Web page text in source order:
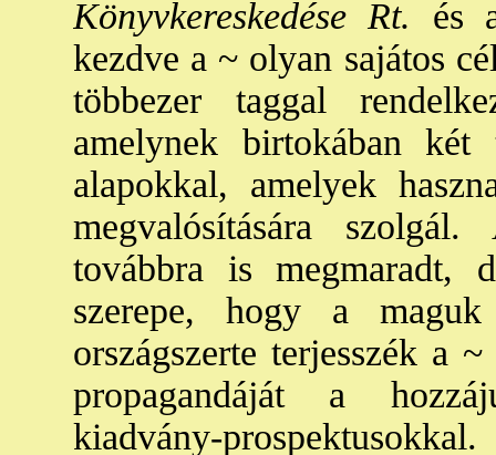
Könyvkereskedése Rt. és
kezdve a ~ olyan sajátos
többezer taggal
amelynek birtokában
alapokkal, amelyek
megvalósítására
továbbra is megmaradt,
szerepe, hogy a maguk
országszerte terjesszék a
propagandáját a
kiadvány-